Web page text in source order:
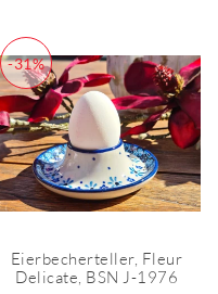
-31%
Eierbecherteller, Fleur
Delicate, BSN J-1976